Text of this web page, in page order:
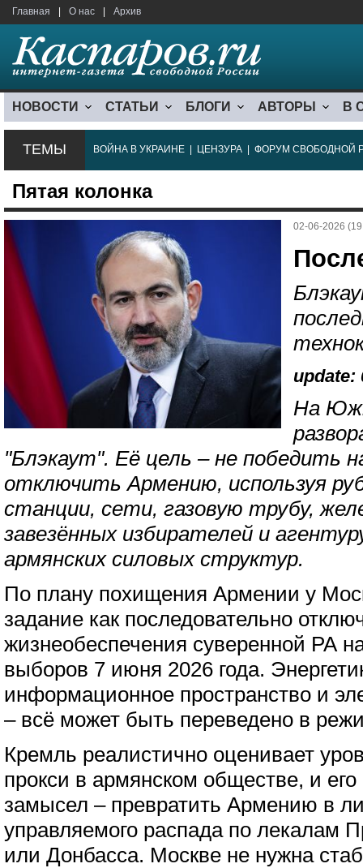
Главная О нас Архив
НОВОСТИ СТАТЬИ БЛОГИ АВТОРЫ В
ТЕМЫ ВОЙНА В УКРАИНЕ ЦЕНЗУРА ФОРУМ СВОБОДНОЙ
Пятая колонка
02-06-2026
update:
На
"Блэкаут". Её цель – не победить
отключить Армению, используя
станции, сети, газовую трубу,
завезённых избирателей и
армянских силовых структур.
По плану похищения Армении у
задание как последовательно
жизнеобеспечения суверенной РА
выборов 7 июня 2026 года.
информационное пространство и
– всё может быть переведено в
Кремль реалистично оценивает
прокси в армянском обществе, и его
замысел – превратить Армению в
управляемого распада по лекалам
или Донбасса. Москве не нужна